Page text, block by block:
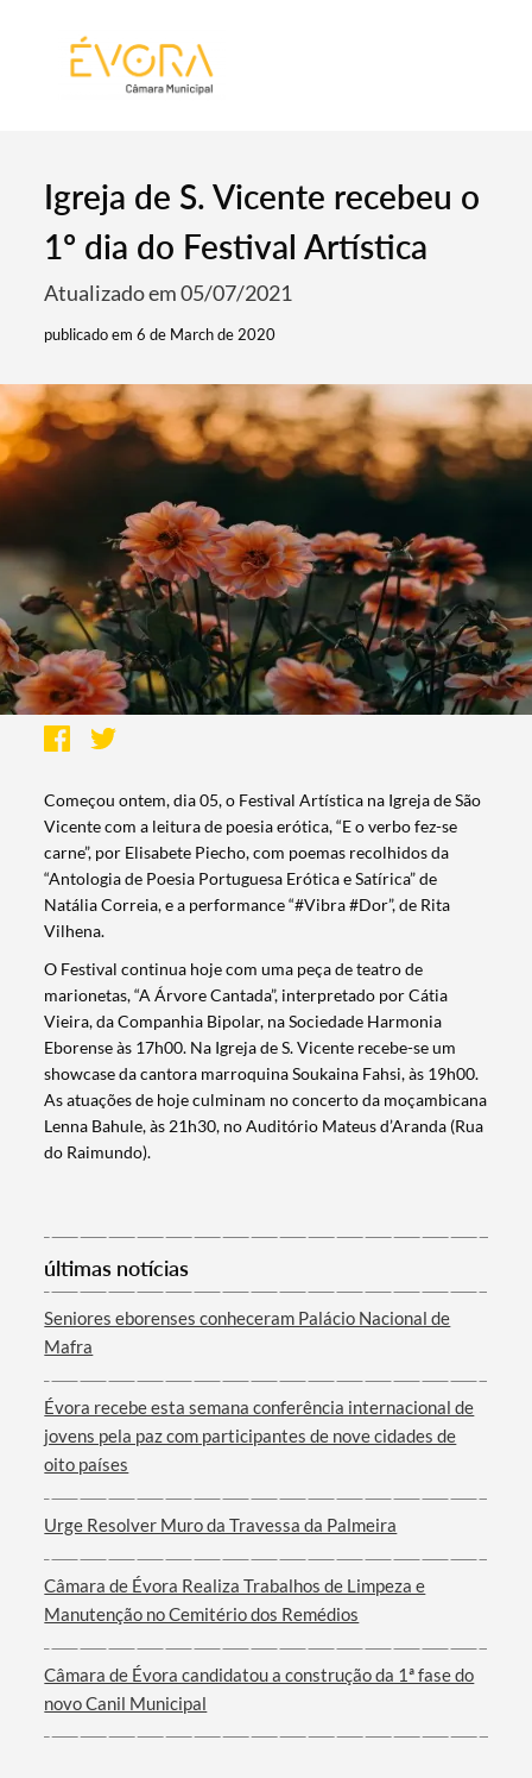
Termo de Pesquisa
Categorias gerais
Filtros
Igreja de S. Vicente recebeu o
1º dia do Festival Artística
Atualizado em 05/07/2021
publicado em 6 de March de 2020
Começou ontem, dia 05, o Festival Artística na Igreja de São
Vicente com a leitura de poesia erótica, “E o verbo fez-se
carne”, por Elisabete Piecho, com poemas recolhidos da
“Antologia de Poesia Portuguesa Erótica e Satírica” de
Natália Correia, e a performance “#Vibra #Dor”, de Rita
Vilhena.
O Festival continua hoje com uma peça de teatro de
marionetas, “A Árvore Cantada”, interpretado por Cátia
Vieira, da Companhia Bipolar, na Sociedade Harmonia
Eborense às 17h00. Na Igreja de S. Vicente recebe-se um
showcase da cantora marroquina Soukaina Fahsi, às 19h00.
As atuações de hoje culminam no concerto da moçambicana
Lenna Bahule, às 21h30, no Auditório Mateus d’Aranda (Rua
do Raimundo).​
últimas notícias
Seniores eborenses conheceram Palácio Nacional de
Mafra
Évora recebe esta semana conferência internacional de
jovens pela paz com participantes de nove cidades de
oito países
Urge Resolver Muro da Travessa da Palmeira
Câmara de Évora Realiza Trabalhos de Limpeza e
Manutenção no Cemitério dos Remédios
Câmara de Évora candidatou a construção da 1ª fase do
novo Canil Municipal